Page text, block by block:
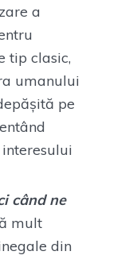
a
tip clasic,
umanului
pe
când ne
mult
din